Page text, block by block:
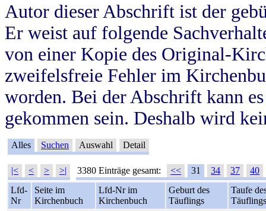
Autor dieser Abschrift ist der
Er weist auf folgende
von einer Kopie des Original-
zweifelsfreie Fehler im
worden. Bei der Abschrift kann
gekommen sein. Deshalb wird
Alles Suchen Auswahl Detail
|< < > >| 3380 Einträge gesamt: << 31 34 37
40
Lfd-
Nr
Seite im
Kirchenbuch
Lfd-Nr im
Kirchenbuch
Geburt des
Täuflings
Taufe
Täuflings